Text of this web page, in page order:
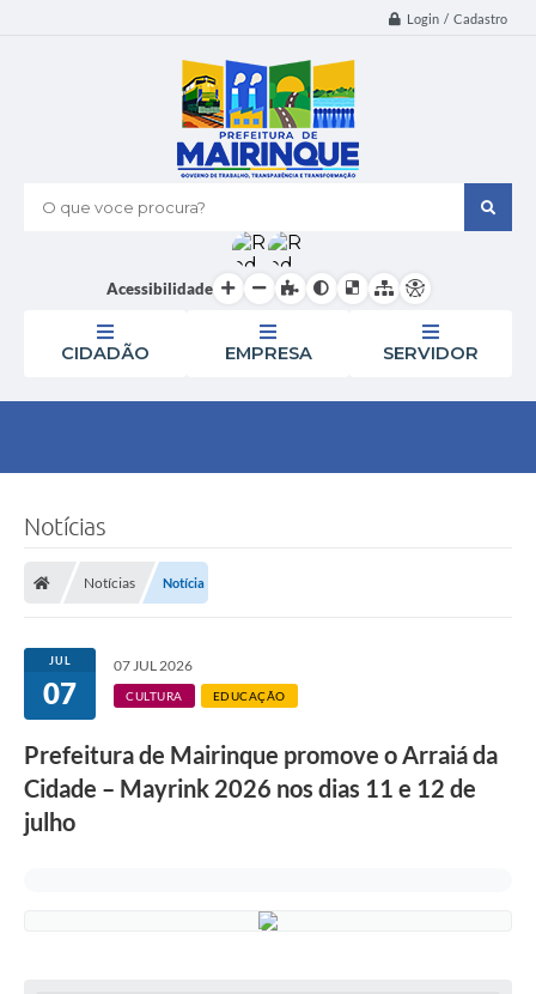
Login / Cadastro
O que voce procura?
Acessibilidade
CIDADÃO EMPRESA SERVIDOR
Notícias
Notícias Notícia
JUL
07
07 JUL 2026
CULTURA EDUCAÇÃO
Prefeitura de Mairinque promove o Arraiá da
Cidade – Mayrink 2026 nos dias 11 e 12 de
julho